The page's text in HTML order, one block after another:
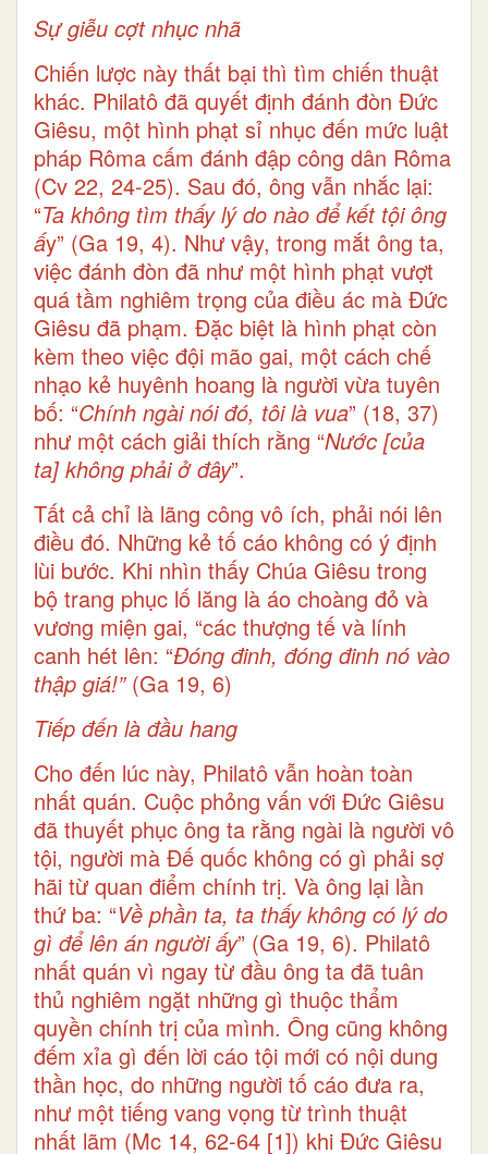
Sự giễu cợt nhục nhã
Chiến lược này thất bại thì tìm chiến thuật
khác. Philatô đã quyết định đánh đòn Đức
Giêsu, một hình phạt sỉ nhục đến mức luật
pháp Rôma cấm đánh đập công dân Rôma
(Cv 22, 24-25). Sau đó, ông vẫn nhắc lại:
“Ta không tìm thấy lý do nào để kết tội ông
ấy” (Ga 19, 4). Như vậy, trong mắt ông ta,
việc đánh đòn đã như một hình phạt vượt
quá tầm nghiêm trọng của điều ác mà Đức
Giêsu đã phạm. Đặc biệt là hình phạt còn
kèm theo việc đội mão gai, một cách chế
nhạo kẻ huyênh hoang là người vừa tuyên
bố: “Chính ngài nói đó, tôi là vua” (18, 37)
như một cách giải thích rằng “Nước [của
ta] không phải ở đây”.
Tất cả chỉ là lãng công vô ích, phải nói lên
điều đó. Những kẻ tố cáo không có ý định
lùi bước. Khi nhìn thấy Chúa Giêsu trong
bộ trang phục lố lăng là áo choàng đỏ và
vương miện gai, “các thượng tế và lính
canh hét lên: “Đóng đinh, đóng đinh nó vào
thập giá!”(Ga 19, 6)
Tiếp đến là đầu hang
Cho đến lúc này, Philatô vẫn hoàn toàn
nhất quán. Cuộc phỏng vấn với Đức Giêsu
đã thuyết phục ông ta rằng ngài là người vô
tội, người mà Đế quốc không có gì phải sợ
hãi từ quan điểm chính trị. Và ông lại lần
thứ ba: “Về phần ta, ta thấy không có lý do
gì để lên án người ấy” (Ga 19, 6). Philatô
nhất quán vì ngay từ đầu ông ta đã tuân
thủ nghiêm ngặt những gì thuộc thẩm
quyền chính trị của mình. Ông cũng không
đếm xỉa gì đến lời cáo tội mới có nội dung
thần học, do những người tố cáo đưa ra,
như một tiếng vang vọng từ trình thuật
nhất lãm (Mc 14, 62-64 [1]) khi Đức Giêsu